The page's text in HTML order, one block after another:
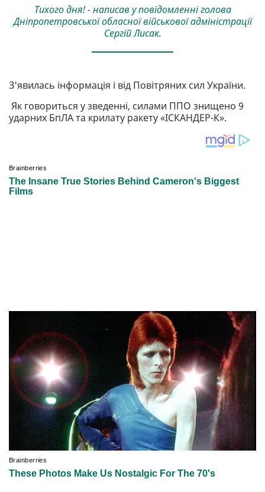
Тихого дня! - написав у повідомленні голова
Дніпропетровської обласної військової адміністрації
Сергій Лисак.
З'явилась інформація і від Повітряних сил України.
Як говориться у зведенні, силами ППО знищено 9
ударних БпЛА та крилату ракету «ІСКАНДЕР-К».